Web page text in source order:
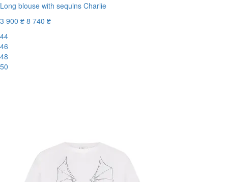
Long blouse with sequins Charlie
3 900 ₴ 8 740 ₴
44
46
48
50